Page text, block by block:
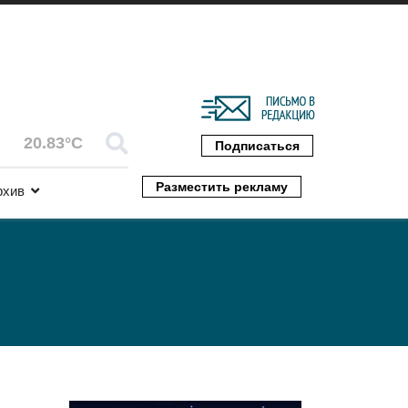
20.83°C Подписаться
Разместить рекламу